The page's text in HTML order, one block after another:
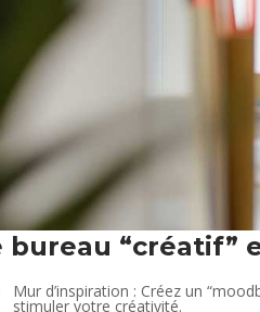
bureau “créatif”
Mur d’inspiration : Créez un
stimuler votre créativité.